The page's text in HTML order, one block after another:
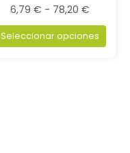
6,79 € - 78,20 €
Seleccionar opciones
opciones
se
pueden